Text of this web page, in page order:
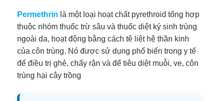
Permethrin là một loại hoạt chất pyrethroid tổng hợp
thuộc nhóm thuốc trừ sâu và thuốc diệt ký sinh trùng
ngoài da, hoạt động bằng cách tê liệt hệ thần kinh
của côn trùng. Nó được sử dụng phổ biến trong y tế
để điều trị ghẻ, chấy rận và để tiêu diệt muỗi, ve, côn
trùng hại cây trồng